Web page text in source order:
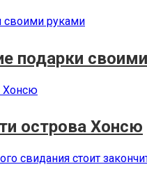
подарки
острова Хонсю